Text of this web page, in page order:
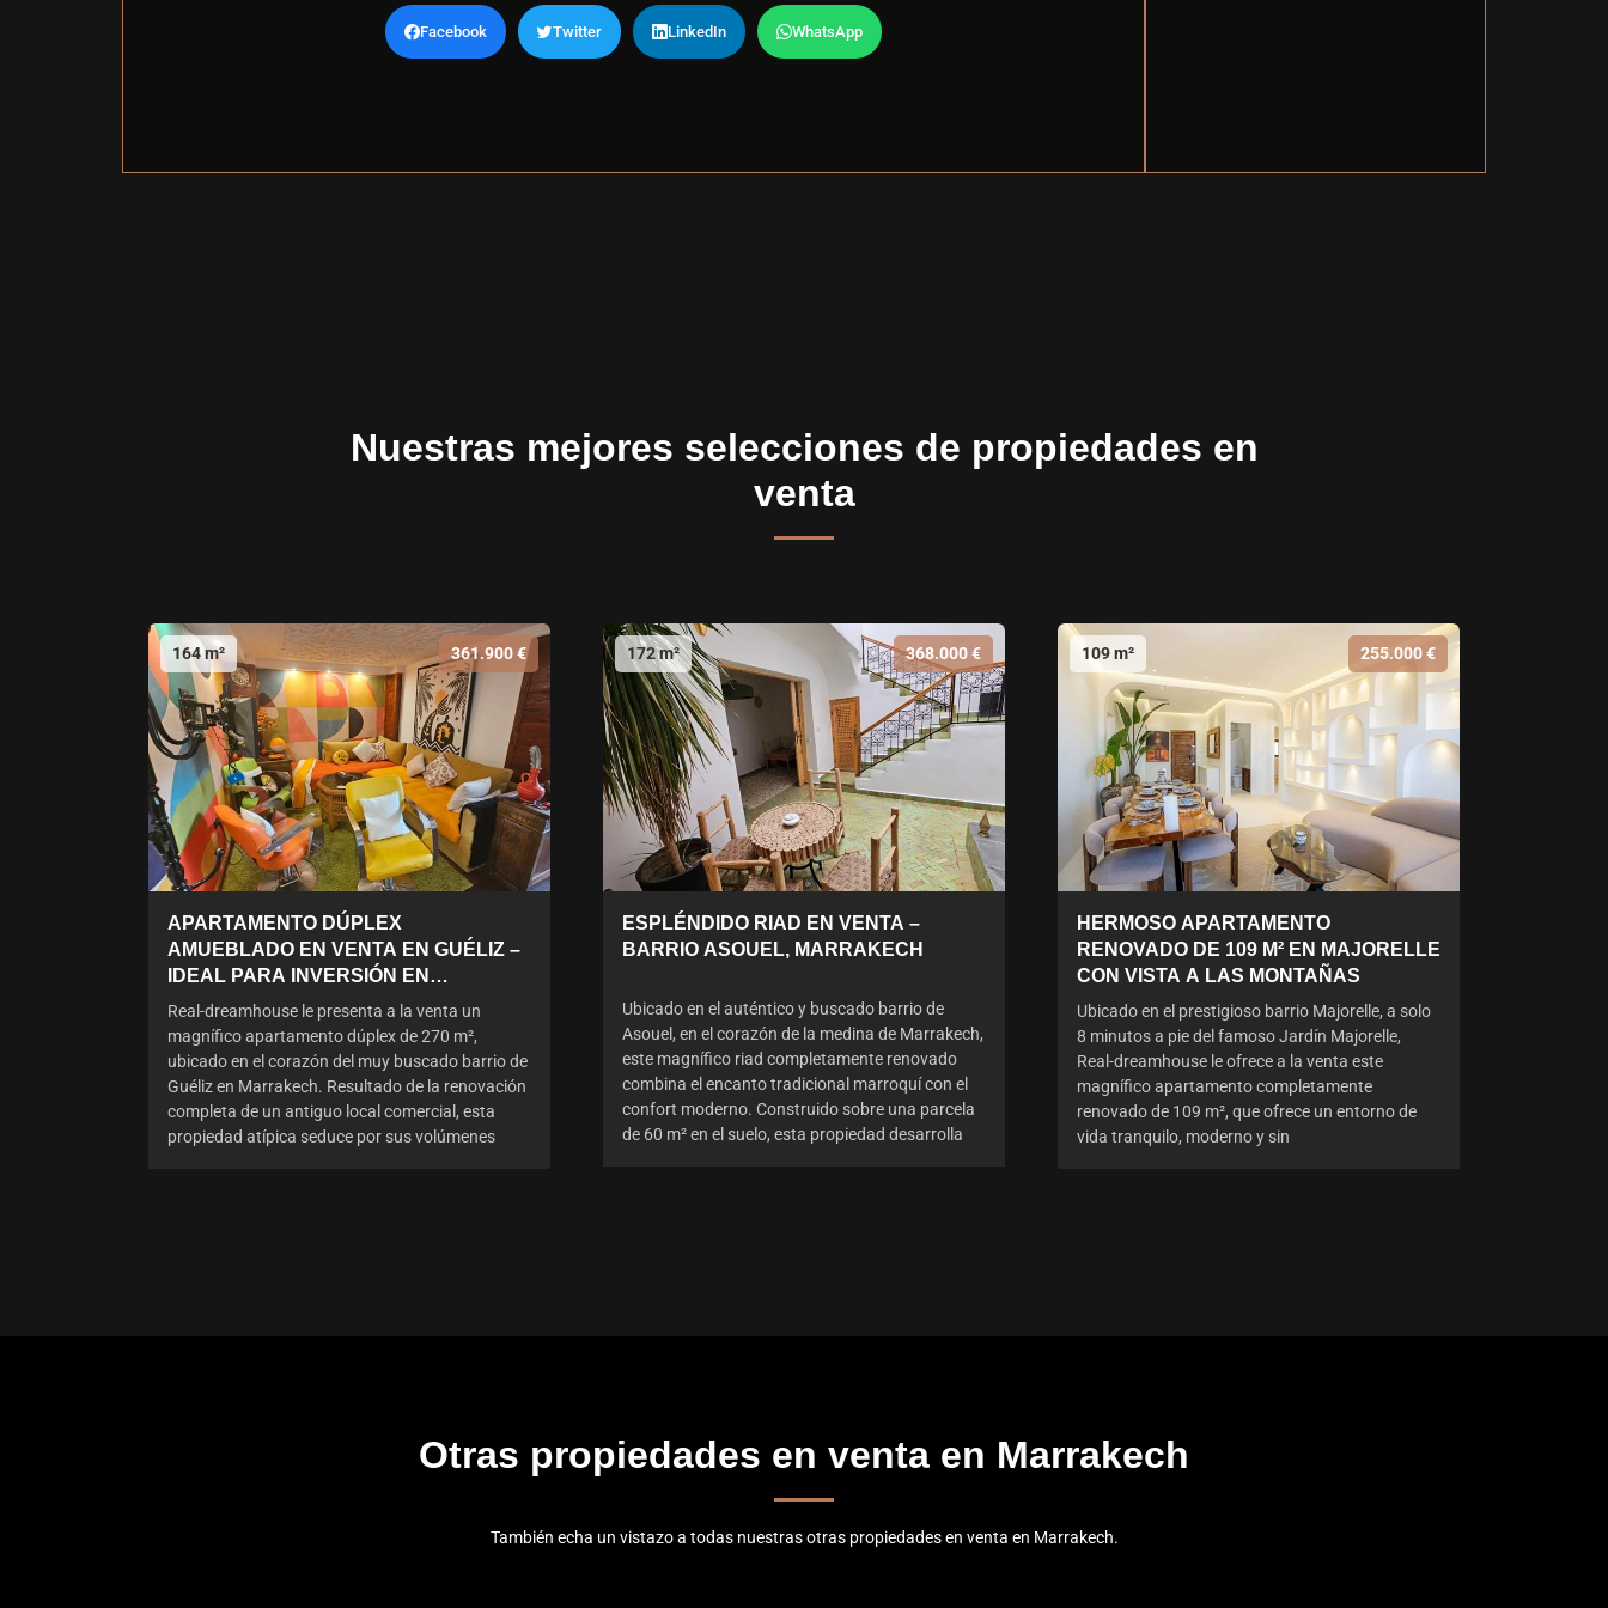
Facebook Twitter LinkedIn WhatsApp
Nuestras mejores selecciones de propiedades en
venta
164 m² 361.900 €
APARTAMENTO DÚPLEX
AMUEBLADO EN VENTA EN GUÉLIZ –
IDEAL PARA INVERSIÓN EN
ALQUILER
Real-dreamhouse le presenta a la venta un
magnífico apartamento dúplex de 270 m²,
ubicado en el corazón del muy buscado barrio de
Guéliz en Marrakech. Resultado de la renovación
completa de un antiguo local comercial, esta
propiedad atípica seduce por sus volúmenes
172 m² 368.000 €
ESPLÉNDIDO RIAD EN VENTA –
BARRIO ASOUEL, MARRAKECH
Ubicado en el auténtico y buscado barrio de
Asouel, en el corazón de la medina de Marrakech,
este magnífico riad completamente renovado
combina el encanto tradicional marroquí con el
confort moderno. Construido sobre una parcela
de 60 m² en el suelo, esta propiedad desarrolla
109 m² 255.000 €
HERMOSO APARTAMENTO
RENOVADO DE 109 M² EN MAJORELLE
CON VISTA A LAS MONTAÑAS
Ubicado en el prestigioso barrio Majorelle, a solo
8 minutos a pie del famoso Jardín Majorelle,
Real-dreamhouse le ofrece a la venta este
magnífico apartamento completamente
renovado de 109 m², que ofrece un entorno de
vida tranquilo, moderno y sin
Otras propiedades en venta en Marrakech
También echa un vistazo a todas nuestras otras propiedades en venta en Marrakech.